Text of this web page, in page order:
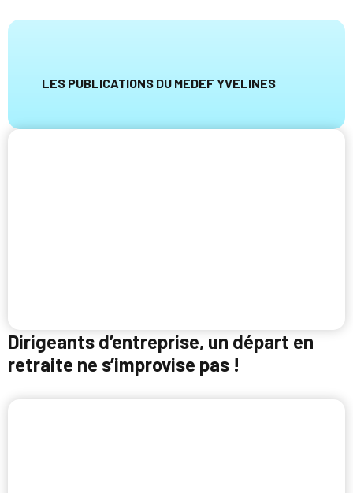
LES PUBLICATIONS DU MEDEF YVELINES
Dirigeants d’entreprise, un départ en
retraite ne s’improvise pas !